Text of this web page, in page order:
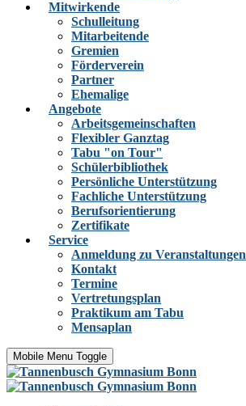
Mitwirkende
Schulleitung
Mitarbeitende
Gremien
Förderverein
Partner
Ehemalige
Angebote
Arbeitsgemeinschaften
Flexibler Ganztag
Tabu "on Tour"
Schülerbibliothek
Persönliche Unterstützung
Fachliche Unterstützung
Berufsorientierung
Zertifikate
Service
Anmeldung zu Veranstaltungen
Kontakt
Termine
Vertretungsplan
Praktikum am Tabu
Mensaplan
Mobile Menu Toggle